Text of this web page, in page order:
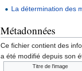
La détermination des
Métadonnées
Ce fichier contient des
a été modifié depuis son
Titre de l'image